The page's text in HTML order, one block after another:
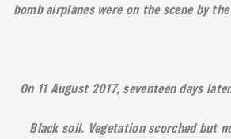
bomb airplanes were on the scene by
On 11 August 2017, seventeen days
Black soil. Vegetation scorched but